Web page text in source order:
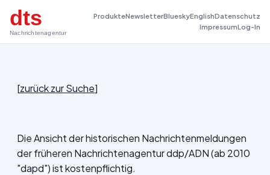
dts
Nachrichtenagentur
ProdukteNewsletterBlueskyEnglishDatenschutz
ImpressumLog-In
[zurück zur Suche]
Die Ansicht der historischen Nachrichtenmeldungen
der früheren Nachrichtenagentur ddp/ADN (ab 2010
"dapd") ist kostenpflichtig.